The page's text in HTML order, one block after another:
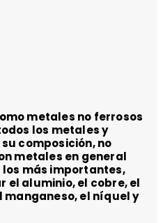
metales no ferrosos
los metales y
composición, no
metales en general
los más importantes,
el aluminio, el cobre, el
manganeso, el níquel y